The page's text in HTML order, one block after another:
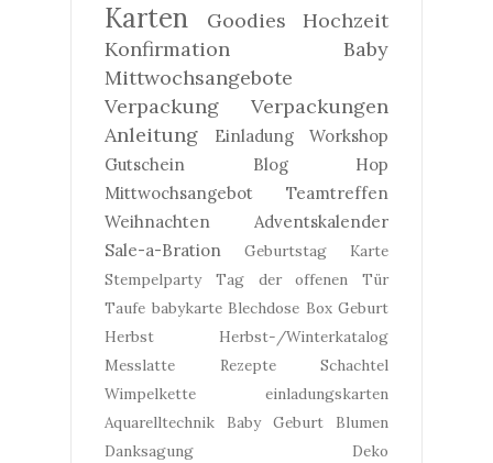
Karten Goodies
Hochzeit
Konfirmation
Baby
Mittwochsangebote
Verpackung
Verpackungen
Anleitung
Einladung
Workshop
Gutschein
Blog Hop
Mittwochsangebot
Teamtreffen
Weihnachten
Adventskalender
Sale-a-Bration
Geburtstag
Karte
Stempelparty
Tag der offenen Tür
Taufe babykarte Blechdose Box Geburt
Herbst
Herbst-/Winterkatalog
Messlatte
Rezepte
Schachtel
Wimpelkette
einladungskarten
Aquarelltechnik
Baby Geburt
Blumen
Danksagung
Deko